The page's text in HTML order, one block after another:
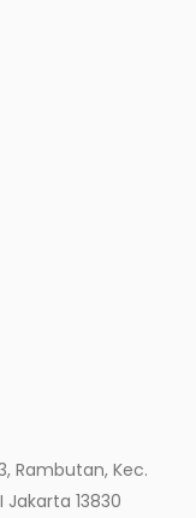
Rambutan, Kec.
Jakarta 13830